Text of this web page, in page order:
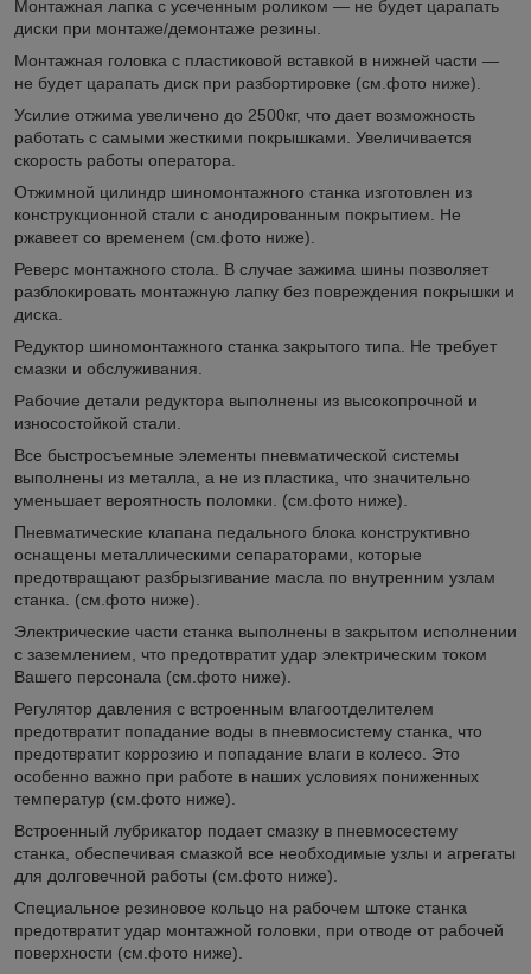
Монтажная лапка с усеченным роликом ― не будет царапать
диски при монтаже/демонтаже резины.
Монтажная головка с пластиковой вставкой в нижней части ―
не будет царапать диск при разбортировке (см.фото ниже).
Усилие отжима увеличено до 2500кг, что дает возможность
работать с самыми жесткими покрышками. Увеличивается
скорость работы оператора.
Отжимной цилиндр шиномонтажного станка изготовлен из
конструкционной стали с анодированным покрытием. Не
ржавеет со временем (см.фото ниже).
Реверс монтажного стола. В случае зажима шины позволяет
разблокировать монтажную лапку без повреждения покрышки и
диска.
Редуктор шиномонтажного станка закрытого типа. Не требует
смазки и обслуживания.
Рабочие детали редуктора выполнены из высокопрочной и
износостойкой стали.
Все быстросъемные элементы пневматической системы
выполнены из металла, а не из пластика, что значительно
уменьшает вероятность поломки. (см.фото ниже).
Пневматические клапана педального блока конструктивно
оснащены металлическими сепараторами, которые
предотвращают разбрызгивание масла по внутренним узлам
станка. (см.фото ниже).
Электрические части станка выполнены в закрытом исполнении
с заземлением, что предотвратит удар электрическим током
Вашего персонала (см.фото ниже).
Регулятор давления с встроенным влагоотделителем
предотвратит попадание воды в пневмосистему станка, что
предотвратит коррозию и попадание влаги в колесо. Это
особенно важно при работе в наших условиях пониженных
температур (см.фото ниже).
Встроенный лубрикатор подает смазку в пневмосестему
станка, обеспечивая смазкой все необходимые узлы и агрегаты
для долговечной работы (см.фото ниже).
Специальное резиновое кольцо на рабочем штоке станка
предотвратит удар монтажной головки, при отводе от рабочей
поверхности (см.фото ниже).